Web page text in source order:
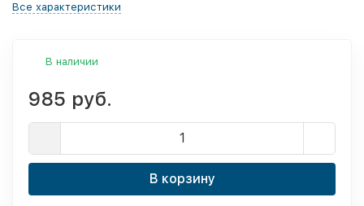
Все характеристики
В наличии
985 руб.
В корзину